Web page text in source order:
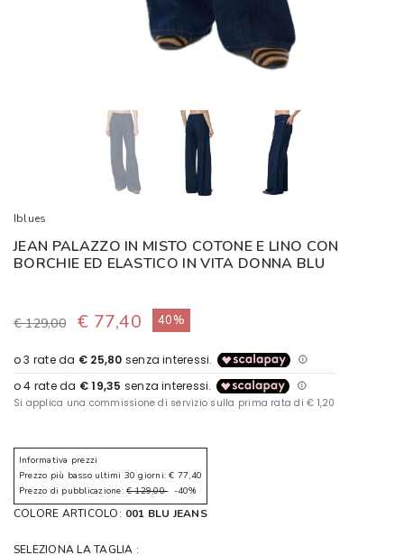
Iblues
JEAN PALAZZO IN MISTO COTONE E LINO CON
BORCHIE ED ELASTICO IN VITA DONNA BLU
€ 129,00 € 77,40 40%
Informativa prezzi
Prezzo più basso ultimi 30 giorni: € 77,40
Prezzo di pubblicazione: € 129,00-40%
COLORE ARTICOLO: 001 BLU JEANS
SELEZIONA LA TAGLIA :